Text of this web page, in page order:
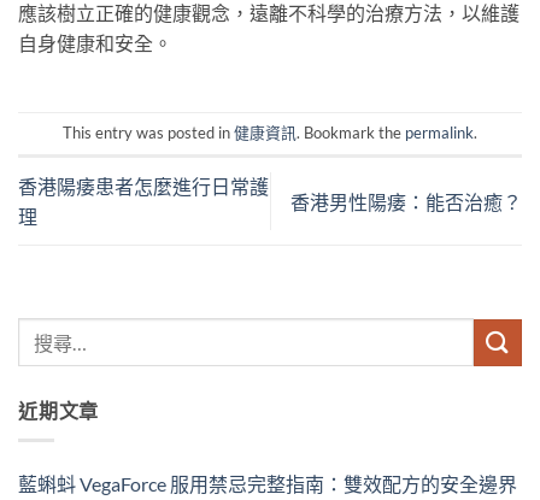
應該樹立正確的健康觀念，遠離不科學的治療方法，以維護
自身健康和安全。
This entry was posted in健康資訊. Bookmark the permalink.
香港陽痿患者怎麼進行日常護
理
香港男性陽痿：能否治癒？
近期文章
藍蝌蚪 VegaForce 服用禁忌完整指南：雙效配方的安全邊界